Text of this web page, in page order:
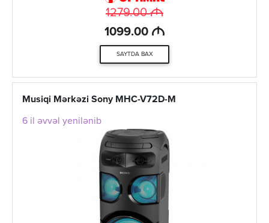
1279.00M
1099.00 M
SAYTDA BAX
Musiqi Mərkəzi Sony MHC-V72D-M
6 il əvvəl yenilənib